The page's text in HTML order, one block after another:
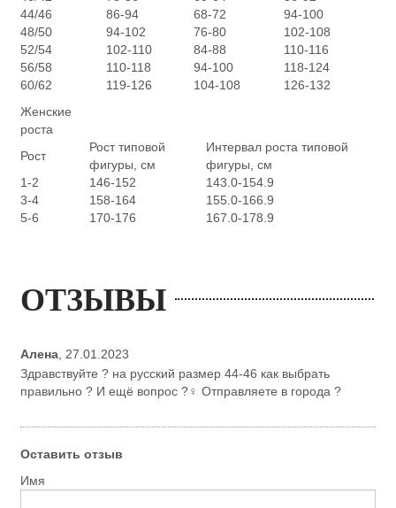
44/46
86-94 68-72
94-100
48/50
94-102 76-80
102-108
52/54
102-110 84-88
110-116
56/58
110-118 94-100
118-124
60/62
119-126 104-108
126-132
Женские
роста
Рост
Рост типовой
фигуры, см
Интервал роста типовой
фигуры, см
1-2
146-152
143.0-154.9
3-4
158-164
155.0-166.9
5-6
170-176 167.0-178.9
ОТЗЫВЫ
Алена 27.01.2023
Здравствуйте ? на русский размер 44-46 как выбрать
правильно ? И ещё вопрос ?‍♀️ Отправляете в города ?
Оставить отзыв
Имя